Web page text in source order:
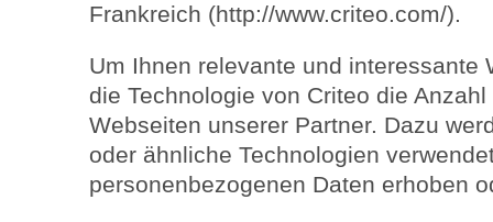
Frankreich (http://www.criteo.com/).
Um Ihnen relevante und interessante
die Technologie von Criteo die
Webseiten unserer Partner. Dazu
oder ähnliche Technologien
personenbezogenen Daten erhoben